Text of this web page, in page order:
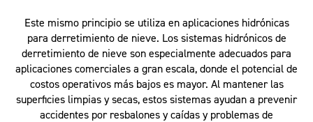
Este mismo principio se utiliza en aplicaciones hidrónicas
para derretimiento de nieve. Los sistemas hidrónicos de
derretimiento de nieve son especialmente adecuados para
aplicaciones comerciales a gran escala, donde el potencial de
costos operativos más bajos es mayor. Al mantener las
superficies limpias y secas, estos sistemas ayudan a prevenir
accidentes por resbalones y caídas y problemas de